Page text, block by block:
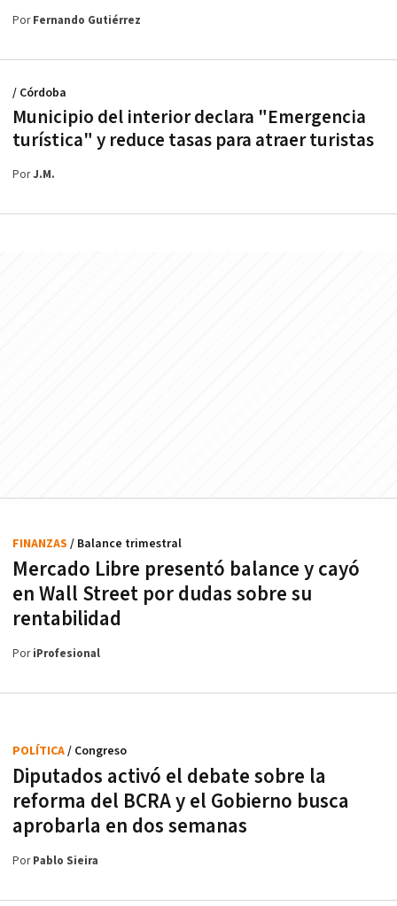
PorFernando Gutiérrez
Municipio del interior declara "Emergencia
turística" y reduce tasas para atraer turistas
/ Córdoba
PorJ.M.
Mercado Libre presentó balance y cayó
en Wall Street por dudas sobre su
rentabilidad
FINANZAS / Balance trimestral
PoriProfesional
Diputados activó el debate sobre la
reforma del BCRA y el Gobierno busca
aprobarla en dos semanas
POLÍTICA/ Congreso
PorPablo Sieira